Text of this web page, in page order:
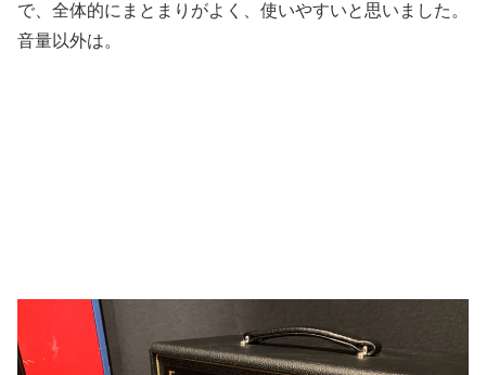
で、全体的にまとまりがよく、使いやすいと思いました。
音量以外は。